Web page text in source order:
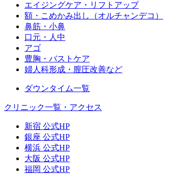
エイジングケア・リフトアップ
額・こめかみ出し（オルチャンデコ）
鼻筋・小鼻
口元・人中
アゴ
豊胸・バストケア
婦人科形成・膣圧改善など
ダウンタイム一覧
クリニック一覧・アクセス
新宿 公式HP
銀座 公式HP
横浜 公式HP
大阪 公式HP
福岡 公式HP